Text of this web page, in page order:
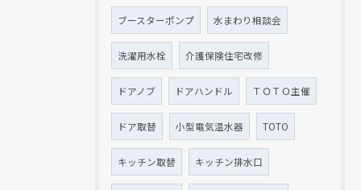
ブースターポンプ 水まわり相談会
洗濯用水栓 介護保険住宅改修
ドアノブ ドアハンドル ＴＯＴＯ主催
ドア取替 小型電気温水器 TOTO
キッチン取替 キッチン排水口